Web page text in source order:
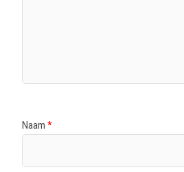
Naam *